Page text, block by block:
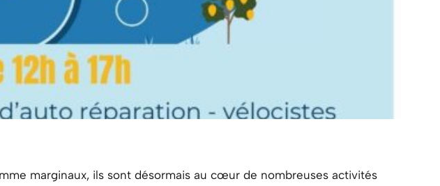
marginaux, ils sont désormais au cœur de nombreuses activités